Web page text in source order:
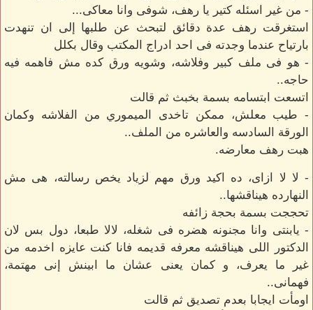
- من غير اسئله كتير يا رهف، شوفى وانا معاكى...
استغرقت رهف عدة دقائق لتبحث عن طلبها إلى ان تنهدت
بارتياح عندما وجدته فى احد ادراج المكتب وقال بكلل
- هو فى ملف كبير وفلاشه، وشويه ورق كده مش فاهمه فيه
حاجه..
اتسعت ابتسامه بسمة بخبث ثم قالت
- طيب معلش، ممكن تاخدى الميموري من الفلاشه وكمان
الورقة السادسه والعاشره من الملف..
هبت رهف معارضه.
- لا لا ازاى، ده اكيد ورق مهم لزياد يخص رسالته، هى مش
النهارده هيناقشها..
تحججت بسمة بحجة زائفه
- يابنتى وانا مجنونه هضره فى شغله، لالا طبعا، دول بس لان
الدكتور اللى هيناقشه معرفه قديمه فانا كنت عايزه اخدمه من
غير ما يعرف، و كمان يعنى عشان ما ابينش إنى مهتمة،
فهمانى..
اومأت ايجابا بعدم تصديق ثم قالت